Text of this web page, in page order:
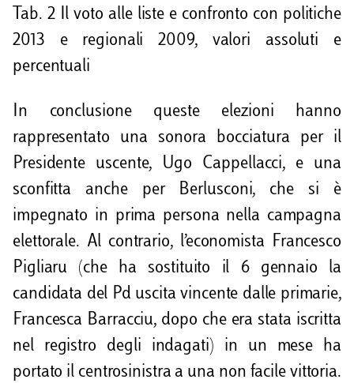
Tab. 2 Il voto alle liste e confronto con politiche
2013 e regionali 2009, valori assoluti e
percentuali
In conclusione queste elezioni hanno
rappresentato una sonora bocciatura per il
Presidente uscente, Ugo Cappellacci, e una
sconfitta anche per Berlusconi, che si è
impegnato in prima persona nella campagna
elettorale. Al contrario, l’economista Francesco
Pigliaru (che ha sostituito il 6 gennaio la
candidata del Pd uscita vincente dalle primarie,
Francesca Barracciu, dopo che era stata iscritta
nel registro degli indagati) in un mese ha
portato il centrosinistra a una non facile vittoria.